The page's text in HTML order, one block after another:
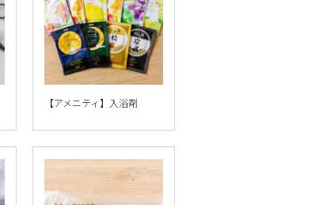
【アメニティ】入浴剤